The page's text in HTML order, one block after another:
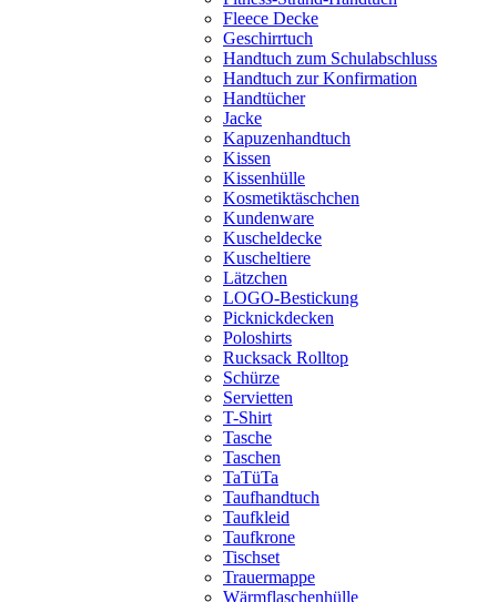
Fleece Decke
Geschirrtuch
Handtuch zum Schulabschluss
Handtuch zur Konfirmation
Handtücher
Jacke
Kapuzenhandtuch
Kissen
Kissenhülle
Kosmetiktäschchen
Kundenware
Kuscheldecke
Kuscheltiere
Lätzchen
LOGO-Bestickung
Picknickdecken
Poloshirts
Rucksack Rolltop
Schürze
Servietten
T-Shirt
Tasche
Taschen
TaTüTa
Taufhandtuch
Taufkleid
Taufkrone
Tischset
Trauermappe
Wärmflaschenhülle